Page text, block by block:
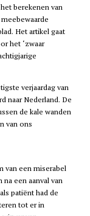
berekenen van
Het artikel gaat
het ‘zwaar
verjaardag van
naar Nederland. De
de kale wanden
van ons
van een miserabel
een aanval van
patiënt had de
tot er in